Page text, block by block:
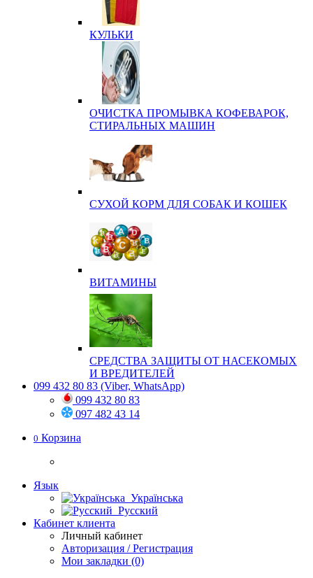
КУЛЬКИ
ОЧИСТКА ПРОМЫВКА КОФЕВАРОК,
СТИРАЛЬНЫХ МАШИН
СУХОЙ КОРМ ДЛЯ СОБАК И КОШЕК
ВИТАМИНЫ
СРЕДСТВА ЗАЩИТЫ ОТ НАСЕКОМЫХ
И ВРЕДИТЕЛЕЙ
099 432 80 83 (Viber, WhatsApp)
099 432 80 83
097 482 43 14
0 Корзина
Язык
Українська
Русский
Кабинет клиента
Личный кабинет
Авторизация / Регистрация
Мои закладки (0)